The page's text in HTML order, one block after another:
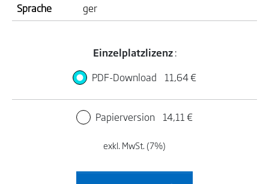
Sprache
ger
Einzelplatzlizenz:
PDF-Download
11,64 €
Papierversion 14,11 €
exkl. MwSt. (7%)